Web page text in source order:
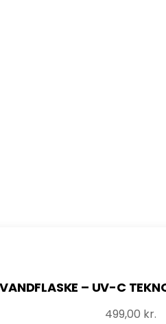
– UV-C
499,00 kr.